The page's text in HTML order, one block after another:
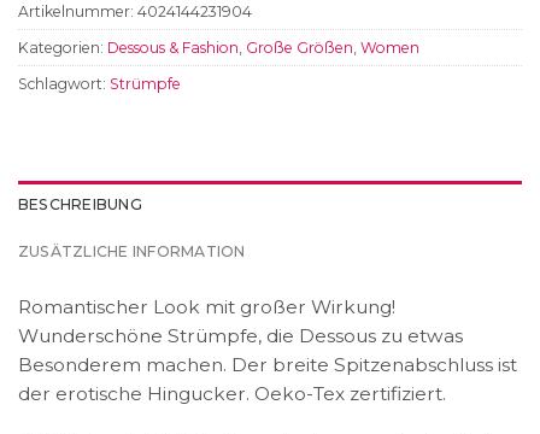
Artikelnummer: 4024144231904
Kategorien: Dessous & Fashion Große Größen Women
Schlagwort: Strümpfe
BESCHREIBUNG
ZUSÄTZLICHE INFORMATION
Romantischer Look mit großer Wirkung!
Wunderschöne Strümpfe, die Dessous zu etwas
Besonderem machen. Der breite Spitzenabschluss ist
der erotische Hingucker. Oeko-Tex zertifiziert.